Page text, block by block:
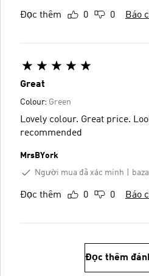
Đọc thêm 0 0 Báo
Great
Colour: Green
Lovely colour. Great price.
recommended
MrsBYork
Người mua đã xác minh
Đọc thêm 0 0 Báo
Đọc thêm